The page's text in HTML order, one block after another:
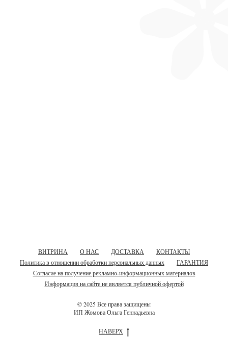
ВИТРИНА О НАС ДОСТАВКА
КОНТАКТЫ
Политика в отношении обработки персональных данных
ГАРАНТИЯ
Согласие на получение рекламно-информационных материалов
Информация на сайте не является публичной офертой
© 2025 Все права защищены
ИП Жомова Ольга Геннадьевна
НАВЕРХ